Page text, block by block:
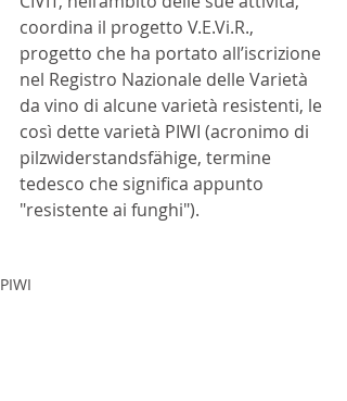
coordina il progetto V.E.Vi.R.,
progetto che ha portato all’iscrizione
nel Registro Nazionale delle Varietà
da vino di alcune varietà resistenti, le
così dette varietà PIWI (acronimo di
pilzwiderstandsfähige, termine
tedesco che significa appunto
"resistente ai funghi").
PIWI